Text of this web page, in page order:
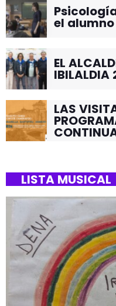
el
EL
IBILALDIA
LAS
LISTA MUSICAL